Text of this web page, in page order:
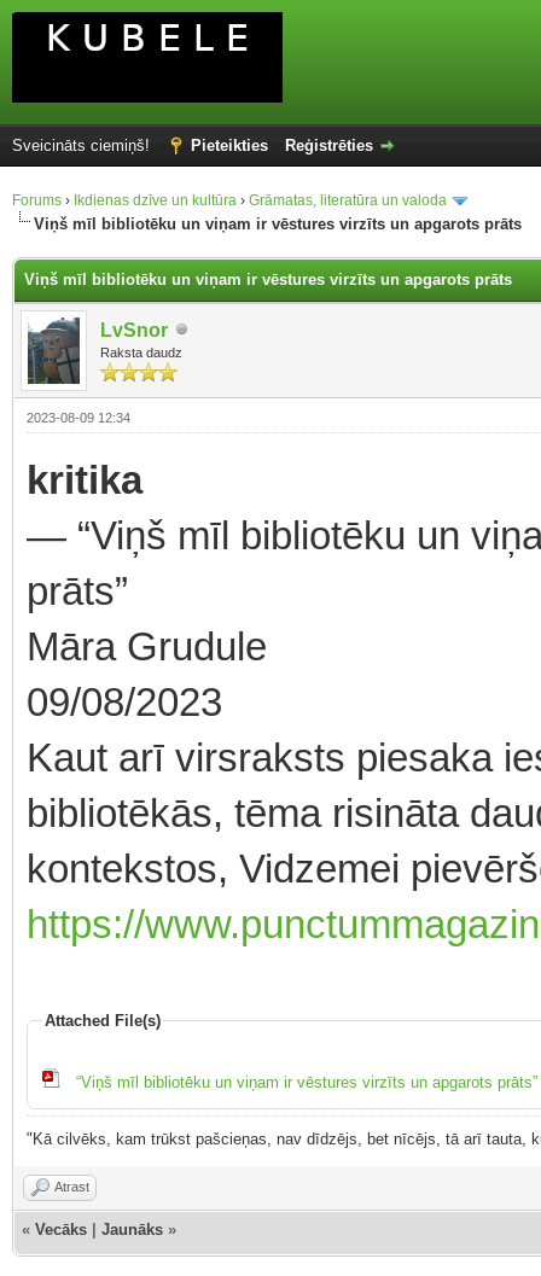
Sveicināts ciemiņš! Pieteikties Reģistrēties
Forums › Ikdienas dzīve un kultūra › Grāmatas, literatūra un valoda
Viņš mīl bibliotēku un viņam ir vēstures virzīts un apgarots prāts
Viņš mīl bibliotēku un viņam ir vēstures virzīts un apgarots prāts
LvSnor
Raksta daudz
2023-08-09 12:34
kritika
— “Viņš mīl bibliotēku un
prāts”
Māra Grudule
09/08/2023
Kaut arī virsraksts piesaka
bibliotēkās, tēma risināta
kontekstos, Vidzemei
https://
Attached File(s)
“Viņš mīl bibliotēku un viņam ir vēstures virzīts un apgarots
"Kā cilvēks, kam trūkst pašcieņas, nav dīdzējs, bet nīcējs, tā arī tauta,
Atrast
« Vecāks Jaunāks »